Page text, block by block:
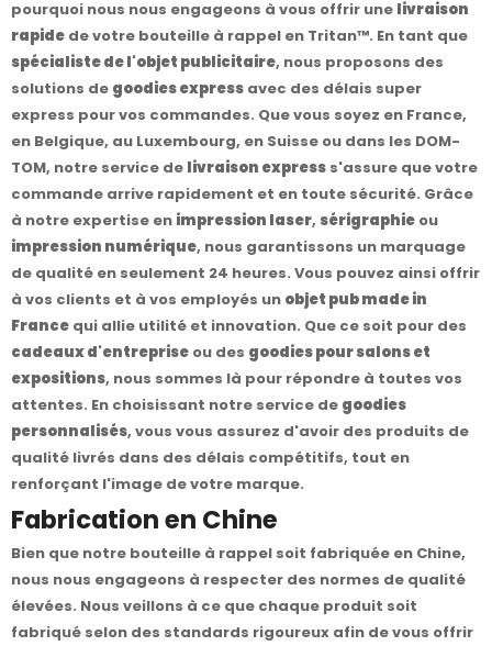
pourquoi nous nous engageons à vous offrir une livraison
rapide de votre bouteille à rappel en Tritan™. En tant que
spécialiste de l'objet publicitaire, nous proposons des
solutions de goodies express avec des délais super
express pour vos commandes. Que vous soyez en France,
en Belgique, au Luxembourg, en Suisse ou dans les DOM-
TOM, notre service de livraison express s'assure que votre
commande arrive rapidement et en toute sécurité. Grâce
à notre expertise en impression laser, sérigraphie ou
impression numérique, nous garantissons un marquage
de qualité en seulement 24 heures. Vous pouvez ainsi offrir
à vos clients et à vos employés un objet pub made in
France qui allie utilité et innovation. Que ce soit pour des
cadeaux d'entreprise ou des goodies pour salons et
expositions, nous sommes là pour répondre à toutes vos
attentes. En choisissant notre service de goodies
personnalisés, vous vous assurez d'avoir des produits de
qualité livrés dans des délais compétitifs, tout en
renforçant l'image de votre marque.
Fabrication en Chine
Bien que notre bouteille à rappel soit fabriquée en Chine,
nous nous engageons à respecter des normes de qualité
élevées. Nous veillons à ce que chaque produit soit
fabriqué selon des standards rigoureux afin de vous offrir